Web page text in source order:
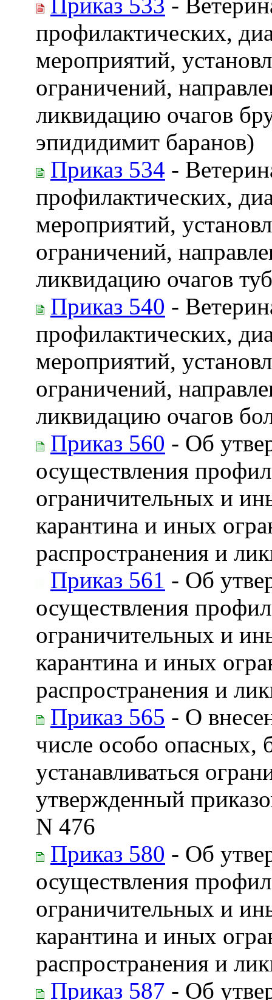
профилактических,
мероприятий,
ограничений,
ликвидацию очагов
эпидидимит баранов)
Приказ 534 -
профилактических,
мероприятий,
ограничений,
ликвидацию очагов
Приказ 540 -
профилактических,
мероприятий,
ограничений,
ликвидацию очагов
Приказ 560 - Об
осуществления
ограничительных и
карантина и иных
распространения и
Приказ 561 - Об
осуществления
ограничительных и
карантина и иных
распространения и
Приказ 565 - О
числе особо опасных,
устанавливаться
утвержденный
N 476
Приказ 580 - Об
осуществления
ограничительных и
карантина и иных
распространения и
Приказ 587 - Об